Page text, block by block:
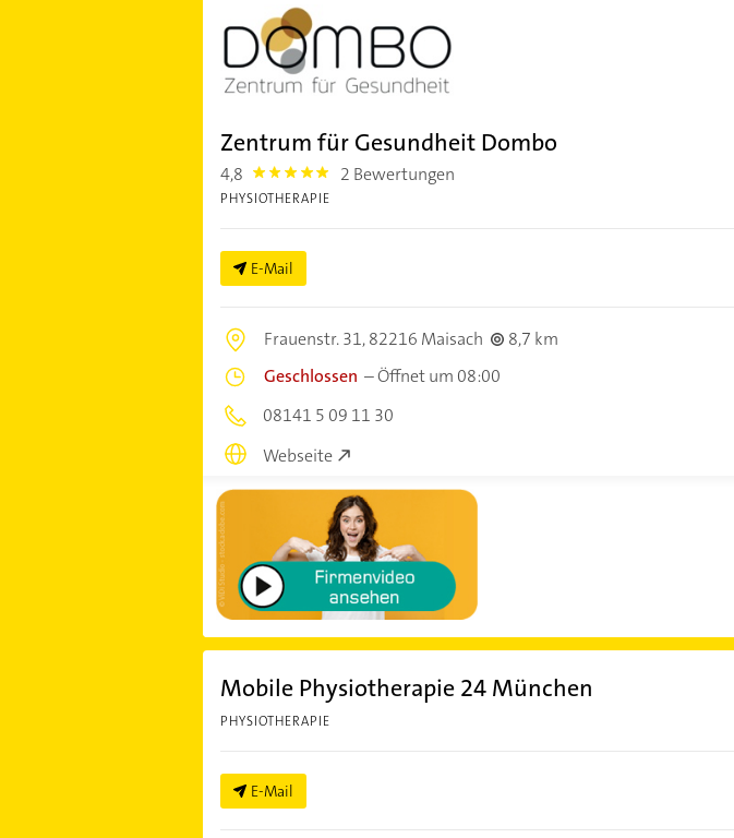
Zentrum für Gesundheit Dombo
4,8 4.8 2 Bewertungen
PHYSIOTHERAPIE
E-Mail
Frauenstr. 31,82216 Maisach
8,7 km
Geschlossen –Öffnet um 08:00
08141 5 09 11 30
Webseite
Mobile Physiotherapie 24 München
PHYSIOTHERAPIE
E-Mail